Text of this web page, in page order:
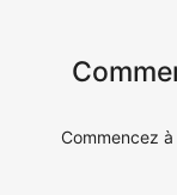
Commencez